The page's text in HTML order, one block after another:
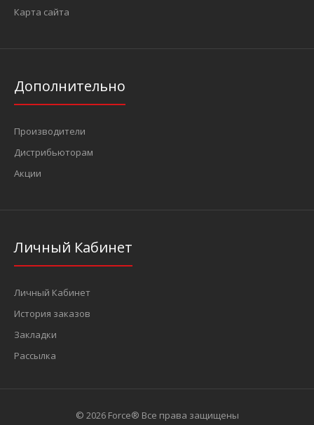
Карта сайта
Дополнительно
Производители
Дистрибьюторам
Акции
Личный Кабинет
Личный Кабинет
История заказов
Закладки
Рассылка
© 2026 Force® Все права защищены